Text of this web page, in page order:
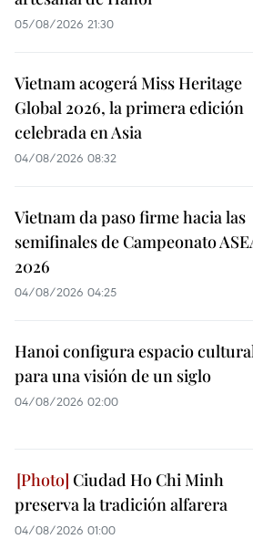
05/08/2026 21:30
Vietnam acogerá Miss Heritage
Global 2026, la primera edición
celebrada en Asia
04/08/2026 08:32
Vietnam da paso firme hacia las
semifinales de Campeonato
2026
04/08/2026 04:25
Hanoi configura espacio
para una visión de un siglo
04/08/2026 02:00
Ciudad Ho Chi Minh
preserva la tradición alfarera
04/08/2026 01:00